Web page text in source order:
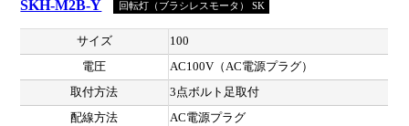
SKH-M2B-Y 回転灯（ブラシレスモータ） SK
サイズ
100
電圧
AC100V（AC電源プラグ）
取付方法
3点ボルト足取付
配線方法
AC電源プラグ